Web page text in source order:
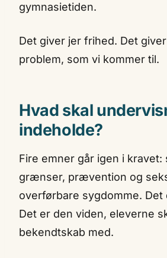
gymnasietiden.
Det giver jer frihed. Det
problem, som vi kommer til.
Hvad skal
indeholde?
Fire emner går igen i kravet:
grænser, prævention og
overførbare sygdomme. Det
Det er den viden, eleverne
bekendtskab med.